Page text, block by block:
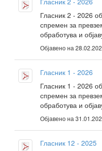
Гласник 2 - 2026
спремен за
обработува и
Објавено на
Гласник 1 - 2026
Гласник 1 - 2026
спремен за
обработува и
Објавено на
Гласник 12 - 2025